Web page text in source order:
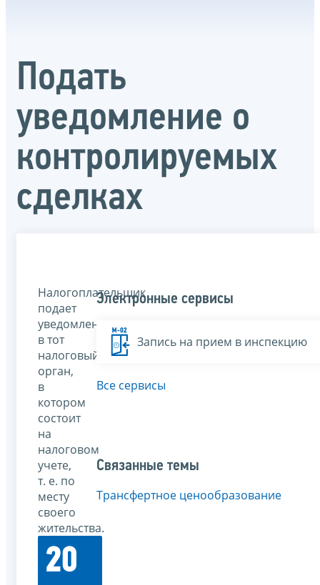
Подать
уведомление о
контролируемых
сделках
Налогоплательщик
подает
уведомление
в тот
налоговый
орган,
в
котором
состоит
на
налоговом
учете,
т. е. по
месту
своего
жительства.
20
Электронные сервисы
Запись на прием в инспекцию
Все сервисы
Связанные темы
Трансфертное ценообразование